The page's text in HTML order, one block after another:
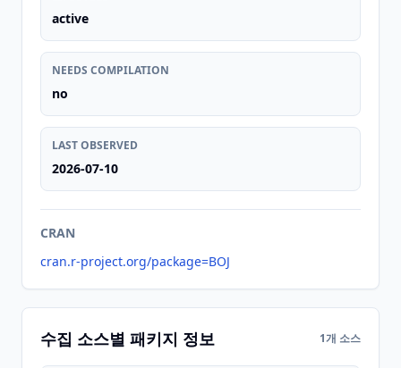
active
NEEDS COMPILATION
no
LAST OBSERVED
2026-07-10
CRAN
cran.r-project.org/package=BOJ
수집 소스별 패키지 정보 1개 소스